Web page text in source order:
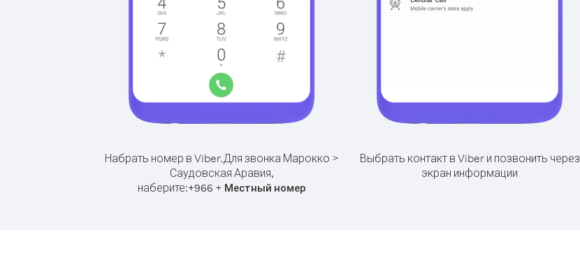
Набрать номер в Viber.Для звонка Марокко >
Саудовская Аравия,
наберите:+966 + Местный номер
Выбрать контакт в Viber и позвонить через
экран информации